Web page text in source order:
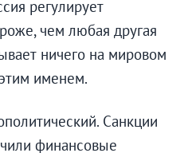
регулирует
чем любая другая
ничего на мировом
именем.
Санкции
финансовые